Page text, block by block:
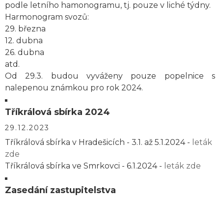
podle letního hamonogramu, tj. pouze v liché týdny.
Harmonogram svozů:
29. března
12. dubna
26. dubna
atd.
Od 29.3. budou vyváženy pouze popelnice s
nalepenou známkou pro rok 2024.
Tříkrálová sbírka 2024
29.12.2023
Tříkrálová sbírka v Hradešicích - 3.1. až 5.1.2024 - leták
zde
Tříkrálová sbírka ve Smrkovci - 6.1.2024 - leták zde
Zasedání zastupitelstva